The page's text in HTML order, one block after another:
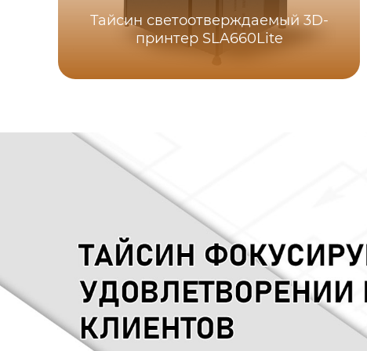
Тайсин светоотверждаемый 3D-
принтер SLA660Lite